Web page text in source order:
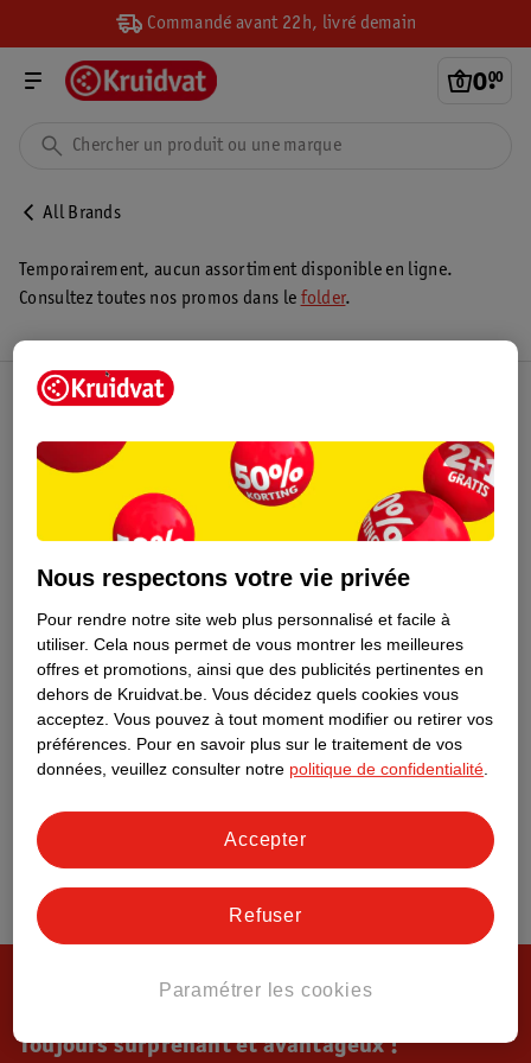
Commandé avant 22h, livré demain
0.
00
All Brands
Temporairement, aucun assortiment disponible en ligne.
Consultez toutes nos promos dans le folder.
Toujours surprenant et avantageux !
Nous respectons votre vie privée
Pour rendre notre site web plus personnalisé et facile à
utiliser. Cela nous permet de vous montrer les meilleures
offres et promotions, ainsi que des publicités pertinentes en
dehors de Kruidvat.be. Vous décidez quels cookies vous
acceptez. Vous pouvez à tout moment modifier ou retirer vos
préférences. Pour en savoir plus sur le traitement de vos
données, veuillez consulter notre politique de confidentialité
Paramétrer les cookies
Refuser
Accepter